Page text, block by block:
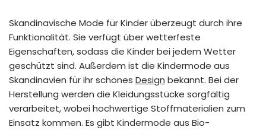
Skandinavische Mode für Kinder überzeugt durch ihre
Funktionalität. Sie verfügt über wetterfeste
Eigenschaften, sodass die Kinder bei jedem Wetter
geschützt sind. Außerdem ist die Kindermode aus
Skandinavien für ihr schönes Design bekannt. Bei der
Herstellung werden die Kleidungsstücke sorgfältig
verarbeitet, wobei hochwertige Stoffmaterialien zum
Einsatz kommen. Es gibt Kindermode aus Bio-